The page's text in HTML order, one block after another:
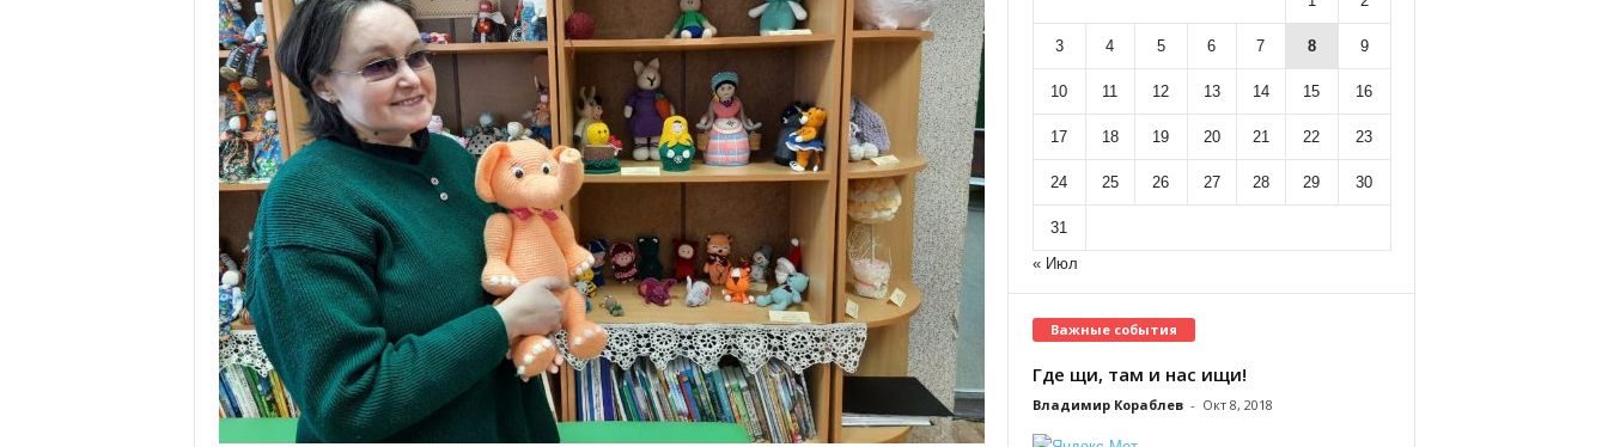
3 4 5 6 7 8 9
10 11 12 13 14 15 16
17 18 19 20 21 22 23
24 25 26 27 28 29 30
31
« Июл
Важные события
Где щи, там и нас ищи!
Владимир Кораблев - Окт 8, 2018